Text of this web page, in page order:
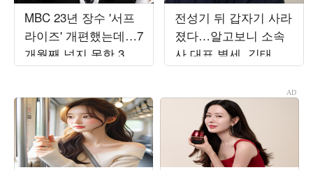
MBC 23년 장수 '서프
라이즈' 개편했는데…7
개월째 넘지 못한 3%
대의 벽
전성기 뒤 갑자기 사라
졌다…알고보니 소속
사 대표 별세, 김태원
이 도와 ('백투더뮤직